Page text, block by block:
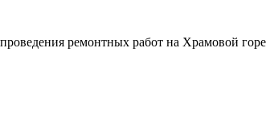
ремонтных работ на Храмовой горе